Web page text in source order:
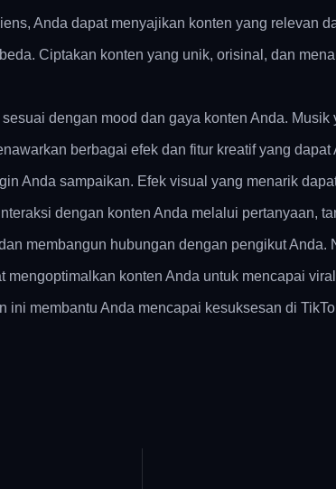
Anda dapat menyajikan konten yang relevan
Ciptakan konten yang unik, orisinal, dan
dengan mood dan gaya konten Anda.
berbagai efek dan fitur kreatif yang
Anda sampaikan. Efek visual yang menarik
dengan konten Anda melalui pertanyaan,
membangun hubungan dengan pengikut Anda.
konten Anda untuk mencapai
membantu Anda mencapai kesuksesan di